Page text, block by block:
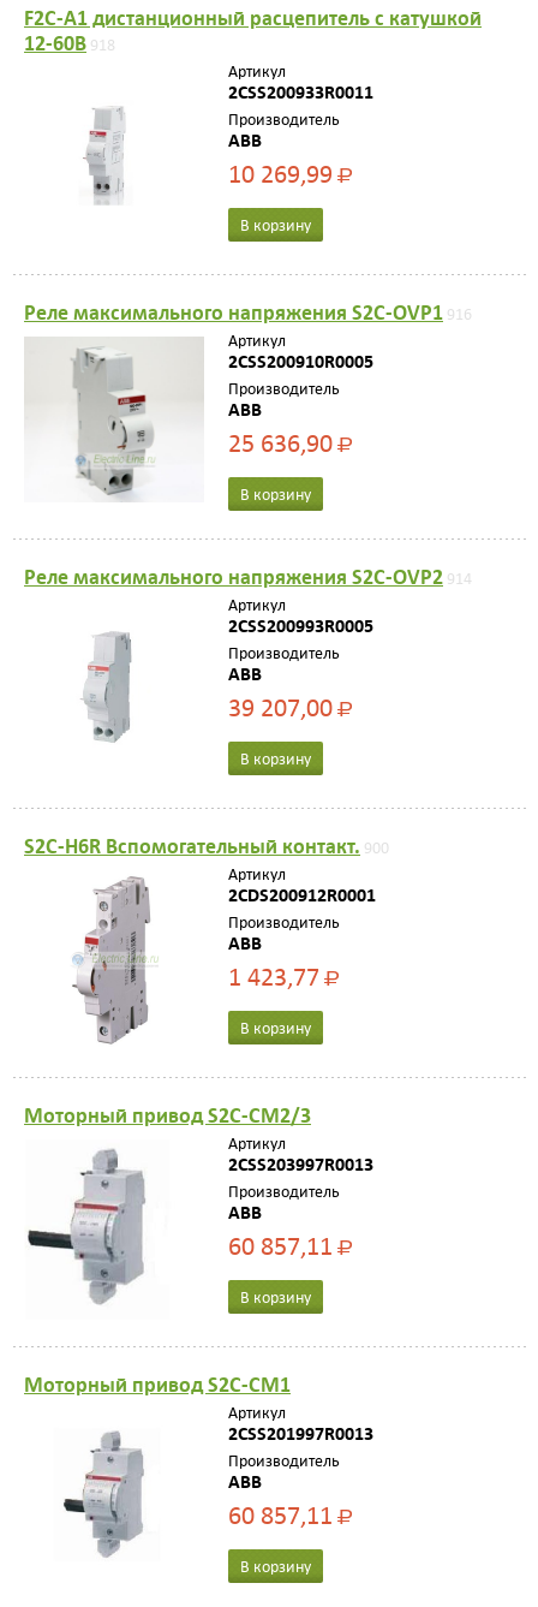
F2C-A1 дистанционный расцепитель с катушкой
12-60В 918
Артикул
2CSS200933R0011
Производитель
ABB
10 269,99Р
В корзину
Реле максимального напряжения S2C-OVP1 916
Артикул
2CSS200910R0005
Производитель
ABB
25 636,90Р
В корзину
Реле максимального напряжения S2C-OVP2 914
Артикул
2CSS200993R0005
Производитель
ABB
39 207,00Р
В корзину
S2C-H6R Вспомогательный контакт. 900
Артикул
2CDS200912R0001
Производитель
ABB
1 423,77Р
В корзину
Моторный привод S2C-CM2/3
Артикул
2CSS203997R0013
Производитель
ABB
60 857,11Р
В корзину
Моторный привод S2C-CM1
Артикул
2CSS201997R0013
Производитель
ABB
60 857,11Р
В корзину